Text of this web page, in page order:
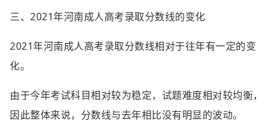
三、2021年河南成人高考录取分数线的变化
2021年河南成人高考录取分数线相对于往年有一定的变
化。
由于今年考试科目相对较为稳定，试题难度相对较均衡，
因此整体来说，分数线与去年相比没有明显的波动。